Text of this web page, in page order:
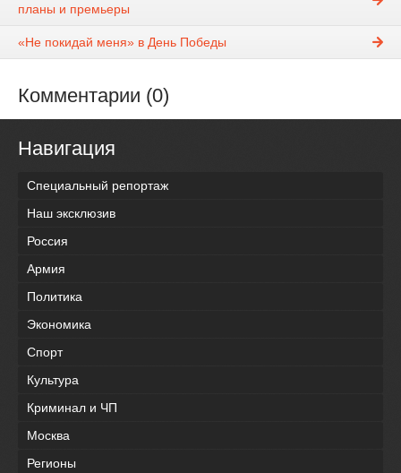
планы и премьеры
«Не покидай меня» в День Победы
Комментарии (0)
Навигация
Специальный репортаж
Наш эксклюзив
Россия
Армия
Политика
Экономика
Спорт
Культура
Криминал и ЧП
Москва
Регионы